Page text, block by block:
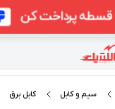
سیم و کابل کابل برق